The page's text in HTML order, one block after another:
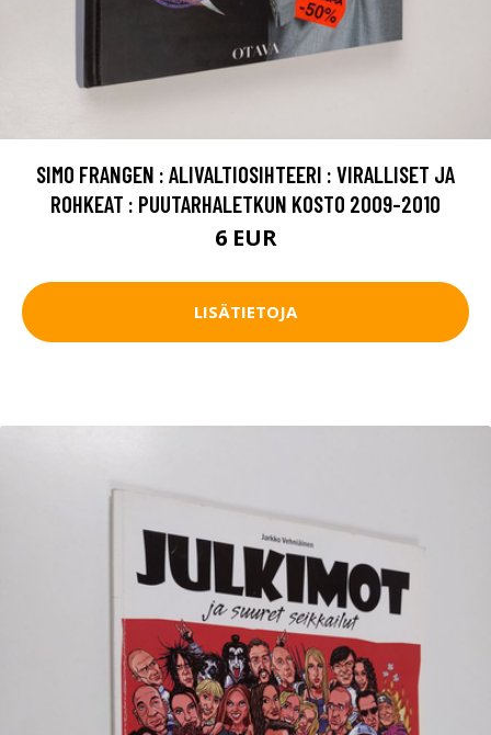
SIMO FRANGEN : ALIVALTIOSIHTEERI : VIRALLISET JA
ROHKEAT : PUUTARHALETKUN KOSTO 2009-2010
6 EUR
LISÄTIETOJA